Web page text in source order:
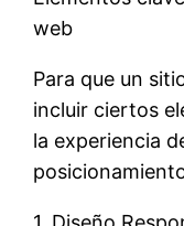
web
Para que un
incluir ciertos
la experiencia